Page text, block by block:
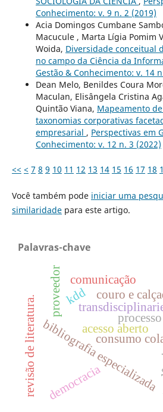
Conhecimento: v. 9 n. 2 (2019)
Acia Domingos Cumbane
Macucule , Marta Lígia Pomim
Woida, Diversidade conceitual
no campo da Ciência da
Gestão & Conhecimento: v. 14
Dean Melo, Benildes Coura
Maculan, Elisângela Cristina
Quintão Viana, Mapeamento
taxonomias corporativas
empresarial , Perspectivas em
Conhecimento: v. 12 n. 3 (2022)
<< < 7 8 9 10 11 12 13 14 15 16 17 18
Você também pode iniciar uma
similaridadepara este artigo.
Palavras-chave
consumo
bibliografia especializada
kdd
democracia
revisão de literatura. acesso aberto
couro e
comunicação
proveedor